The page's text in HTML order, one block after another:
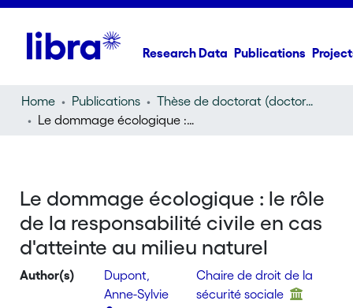
Research Data Publications
Home Publications
Thèse de doctorat (doctoral thesis)
Le dommage écologique : le rôle de la responsabilité civile en cas d'atteinte au milieu naturel
Le dommage écologique : le rôle
de la responsabilité civile en cas
d'atteinte au milieu naturel
Author(s)
Dupont,
Anne-Sylvie
Chaire de droit de la
sécurité sociale